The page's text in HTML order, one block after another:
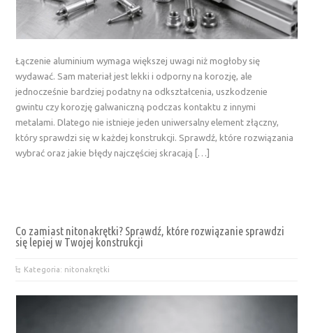
Łączenie aluminium wymaga większej uwagi niż mogłoby się
wydawać. Sam materiał jest lekki i odporny na korozję, ale
jednocześnie bardziej podatny na odkształcenia, uszkodzenie
gwintu czy korozję galwaniczną podczas kontaktu z innymi
metalami. Dlatego nie istnieje jeden uniwersalny element złączny,
który sprawdzi się w każdej konstrukcji. Sprawdź, które rozwiązania
wybrać oraz jakie błędy najczęściej skracają […]
Co zamiast nitonakrętki? Sprawdź, które rozwiązanie sprawdzi
się lepiej w Twojej konstrukcji
Kategoria: nitonakrętki